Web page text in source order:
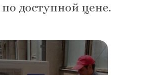
по доступной цене.